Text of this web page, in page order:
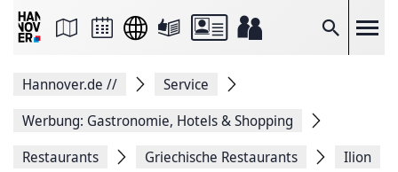
Suche
Seite
Facebook
teilen
Seitenlink
Hannover.de //
Service
Werbung: Gastronomie, Hotels & Shopping
Restaurants
Griechische Restaurants Ilion